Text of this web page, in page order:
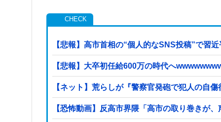
【悲報】高市首相の“個人的なSNS投稿”で習
【悲報】大卒初任給600万の時代へ
【ネット】荒らしが『警察官発砲で犯人の自
【恐怖動画】反高市界隈「高市の取り巻きが